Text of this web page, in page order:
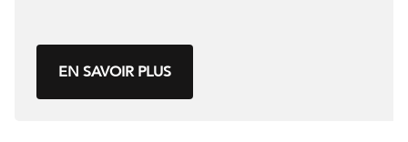
EN SAVOIR PLUS